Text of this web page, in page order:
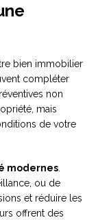
bien immobilier
compléter
non
mais
de votre
modernes.
ou de
et réduire les
offrent des